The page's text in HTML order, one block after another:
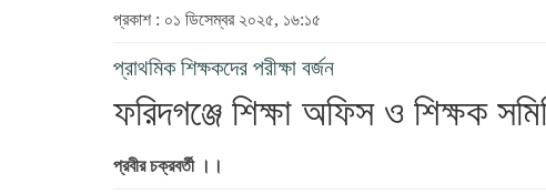
প্রকাশ : ০১ ডিসেম্বর ২০২৫, ১৬:১৫
প্রাথমিক শিক্ষকদের পরীক্ষা বর্জন
ফরিদগঞ্জে শিক্ষা অফিস ও শিক্ষক
প্রবীর চক্রবর্তী ।।